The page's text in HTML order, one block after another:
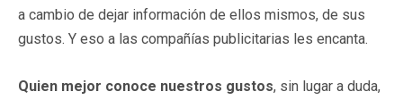
a cambio de dejar información de ellos mismos, de sus
gustos. Y eso a las compañías publicitarias les encanta.
Quien mejor conoce nuestros gustos, sin lugar a duda,